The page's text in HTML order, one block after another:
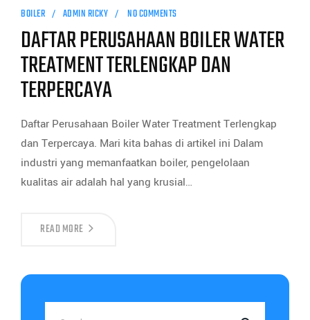
BOILER ADMIN RICKY NO COMMENTS
DAFTAR PERUSAHAAN BOILER WATER
TREATMENT TERLENGKAP DAN
TERPERCAYA
Daftar Perusahaan Boiler Water Treatment Terlengkap
dan Terpercaya. Mari kita bahas di artikel ini Dalam
industri yang memanfaatkan boiler, pengelolaan
kualitas air adalah hal yang krusial…
READ MORE